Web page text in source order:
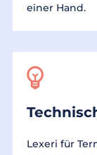
einer Hand.
Lexeri für